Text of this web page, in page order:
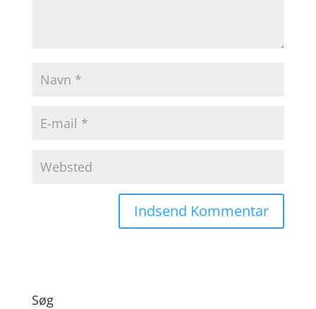
Søg